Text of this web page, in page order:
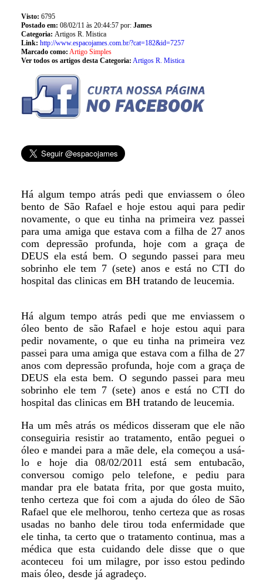
Visto: 6795
Postado em: 08/02/11 às 20:44:57 por: James
Categoria: Artigos R. Mistica
Link: http://www.espacojames.com.br/?cat=182&id=7257
Marcado como: Artigo Simples
Ver todos os artigos desta Categoria: Artigos R. Mistica
Há algum tempo atrás pedi que enviassem o óleo
bento de São Rafael e hoje estou aqui para pedir
novamente, o que eu tinha na primeira vez passei
para uma amiga que estava com a filha de 27 anos
com depressão profunda, hoje com a graça de
DEUS ela está bem. O segundo passei para meu
sobrinho ele tem 7 (sete) anos e está no CTI do
hospital das clinicas em BH tratando de leucemia.
Há algum tempo atrás pedi que me enviassem o
óleo bento de são Rafael e hoje estou aqui para
pedir novamente, o que eu tinha na primeira vez
passei para uma amiga que estava com a filha de 27
anos com depressão profunda, hoje com a graça de
DEUS ela esta bem. O segundo passei para meu
sobrinho ele tem 7 (sete) anos e está no CTI do
hospital das clinicas em BH tratando de leucemia.
Ha um mês atrás os médicos disseram que ele não
conseguiria resistir ao tratamento, então peguei o
óleo e mandei para a mãe dele, ela começou a usá-
lo e hoje dia 08/02/2011 está sem entubacão,
conversou comigo pelo telefone, e pediu para
mandar pra ele batata frita, por que gosta muito,
tenho certeza que foi com a ajuda do óleo de São
Rafael que ele melhorou, tenho certeza que as rosas
usadas no banho dele tirou toda enfermidade que
ele tinha, ta certo que o tratamento continua, mas a
médica que esta cuidando dele disse que o que
aconteceu foi um milagre, por isso estou pedindo
mais óleo, desde já agradeço.